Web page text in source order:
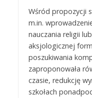
Wśród propozycji
m.in.
nauczania religii
aksjologicznej
poszukiwania
zaproponowała
czasie, redukcję
szkołach